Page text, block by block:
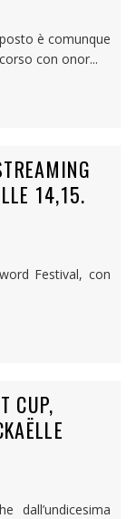
è comunque
con onor...
14,15.
Festival, con
CUP,
dall’undicesima